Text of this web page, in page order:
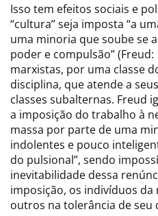
Isso tem efeitos sociais e
“cultura” seja imposta “a
uma minoria que soube se
poder e compulsão”
marxistas, por uma classe
disciplina, que atende a
classes subalternas. Freud
a imposição do trabalho à
massa por parte de uma
indolentes e pouco
do pulsional”, sendo
inevitabilidade dessa
imposição, os indivíduos da
outros na tolerância de seu